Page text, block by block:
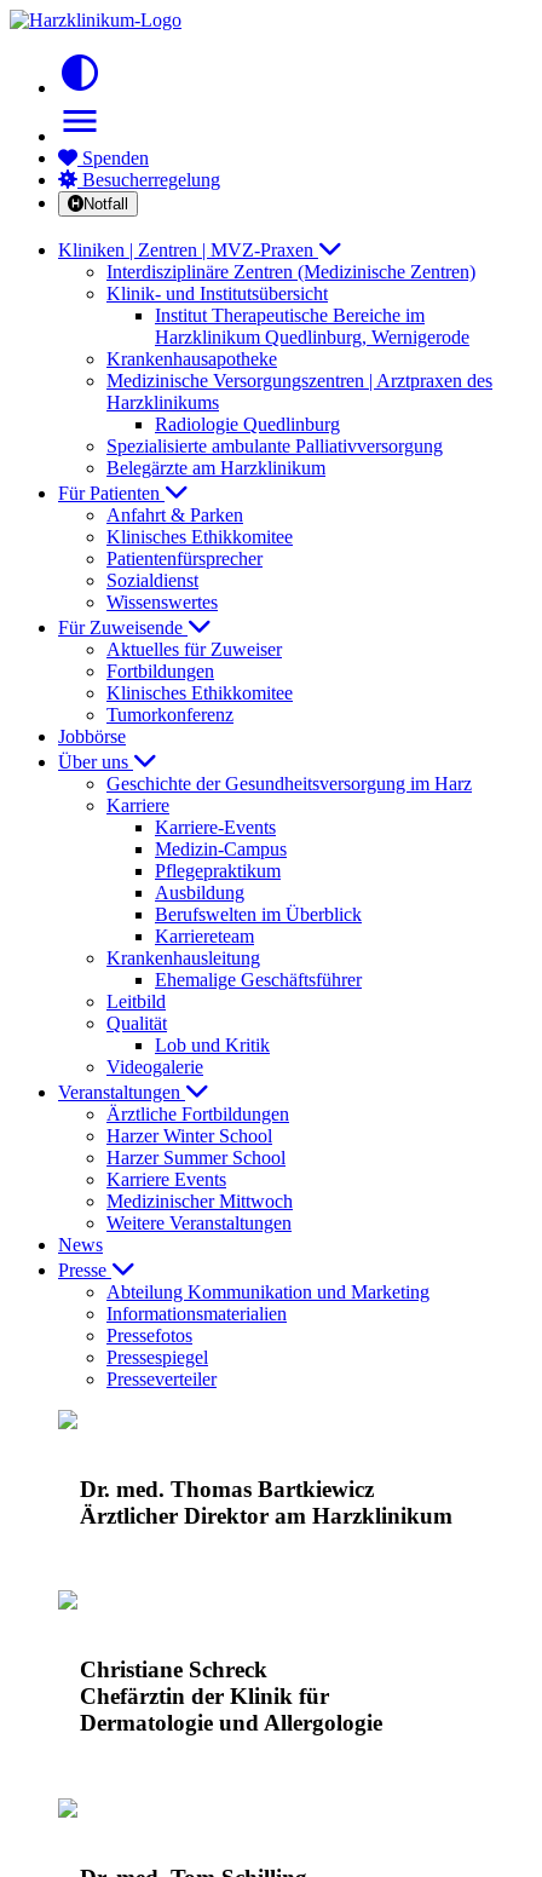
contrast
menu
Spenden
Besucherregelung
Notfall
Kliniken | Zentren | MVZ-Praxen
Interdisziplinäre Zentren (Medizinische Zentren)
Klinik- und Institutsübersicht
Institut Therapeutische Bereiche im
Harzklinikum Quedlinburg, Wernigerode
Krankenhausapotheke
Medizinische Versorgungszentren | Arztpraxen des
Harzklinikums
Radiologie Quedlinburg
Spezialisierte ambulante Palliativversorgung
Belegärzte am Harzklinikum
Für Patienten
Anfahrt & Parken
Klinisches Ethikkomitee
Patientenfürsprecher
Sozialdienst
Wissenswertes
Für Zuweisende
Aktuelles für Zuweiser
Fortbildungen
Klinisches Ethikkomitee
Tumorkonferenz
Jobbörse
Über uns
Geschichte der Gesundheitsversorgung im Harz
Karriere
Karriere-Events
Medizin-Campus
Pflegepraktikum
Ausbildung
Berufswelten im Überblick
Karriereteam
Krankenhausleitung
Ehemalige Geschäftsführer
Leitbild
Qualität
Lob und Kritik
Videogalerie
Veranstaltungen
Ärztliche Fortbildungen
Harzer Winter School
Harzer Summer School
Karriere Events
Medizinischer Mittwoch
Weitere Veranstaltungen
News
Presse
Abteilung Kommunikation und Marketing
Informationsmaterialien
Pressefotos
Pressespiegel
Presseverteiler
Dr. med. Thomas Bartkiewicz
Ärztlicher Direktor am Harzklinikum
Christiane Schreck
Chefärztin der Klinik für
Dermatologie und Allergologie